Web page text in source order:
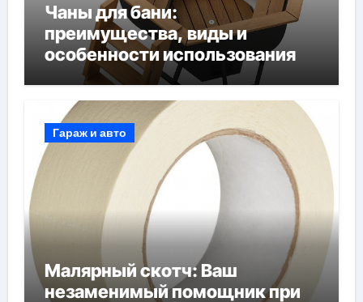
Чаны для бани:
преимущества, виды и
особенности использования
Гараж и авто
Малярный скотч: Ваш
незаменимый помощник при